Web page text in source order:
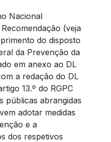
Nacional
(veja
do disposto
da Prevenção da
em anexo ao DL
a redação do DL
13.º do RGPC
públicas abrangidas
adotar medidas
e a
dos respetivos